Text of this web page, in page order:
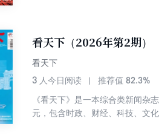
看天下（2026年第2期）
看天下
3 人今日阅读 推荐值 82.3%
《看天下》是一本综合类新闻杂
元，包含时政、财经、科技、文